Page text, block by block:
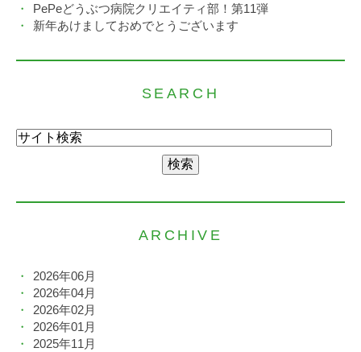
PePeどうぶつ病院クリエイティ部！第11弾
新年あけましておめでとうございます
SEARCH
ARCHIVE
2026年06月
2026年04月
2026年02月
2026年01月
2025年11月